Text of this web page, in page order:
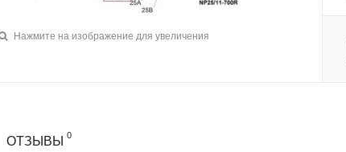
Нажмите на изображение для увеличения
ОТЗЫВЫ 0